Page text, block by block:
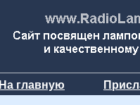
На главную